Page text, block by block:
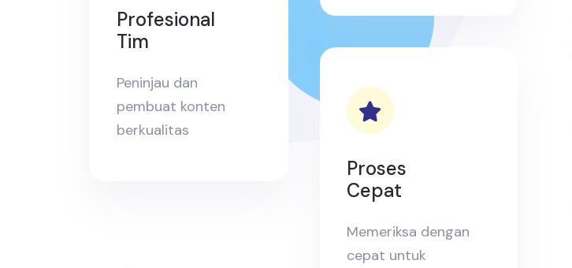
Profesional
Tim
Peninjau dan
pembuat konten
berkualitas
Proses
Cepat
Memeriksa dengan
cepat untuk